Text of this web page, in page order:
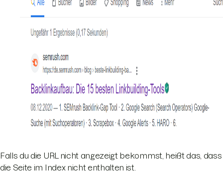
Falls du die URL nicht angezeigt bekommst, heißt das, dass
die Seite im Index nicht enthalten ist.